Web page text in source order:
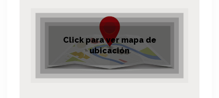
Click para ver mapa de
ubicación